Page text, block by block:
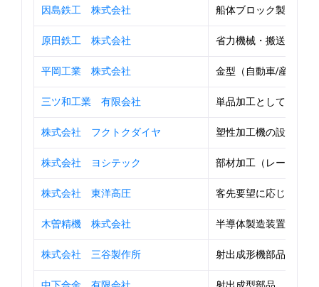
因島鉄工 株式会社 船体ブロック製造
原田鉄工 株式会社 省力機械・搬送機械
平岡工業 株式会社 金型（自動車/産業用
三ツ和工業 有限会社 単品加工としてレー
株式会社 フクトクダイヤ 塑性加工機の設計・製
株式会社 ヨシテック 部材加工（レーザ切
株式会社 東洋高圧 客先要望に応じたオ
木曽精機 株式会社 半導体製造装置の部品
株式会社 三谷製作所 射出成形機部品